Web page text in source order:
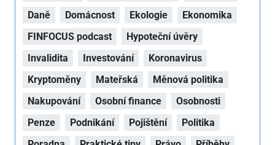
Daně
Domácnost Ekologie
Ekonomika
FINFOCUS podcast
Hypoteční úvěry
Invalidita
Investování
Koronavirus
Kryptoměny
Mateřská
Měnová politika
Nakupování
Osobní finance
Osobnosti
Penze
Podnikání Pojištění
Politika